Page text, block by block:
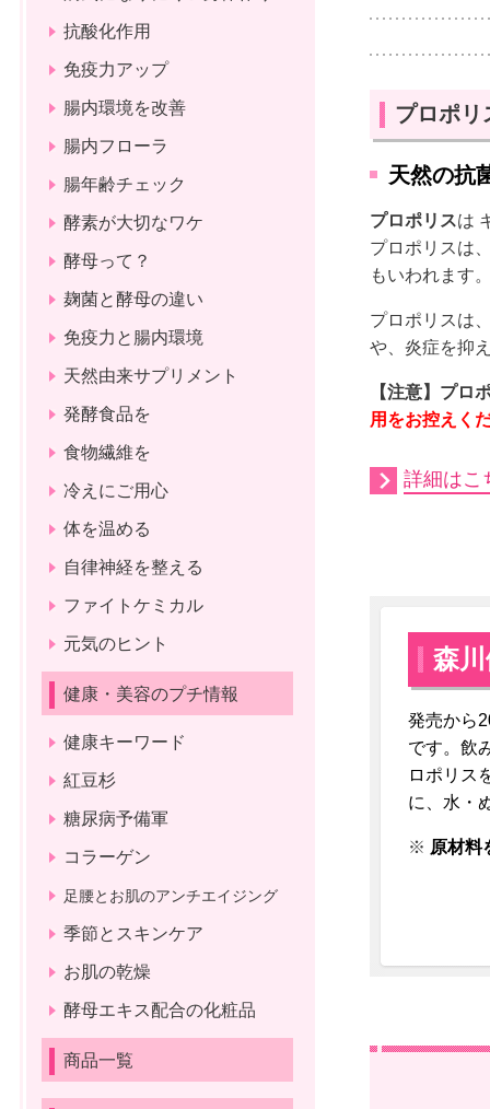
プロポリ
天然の抗
プロポリスは
プロポリスは
もいわれます
プロポリスは
や、炎症を抑
【注意】プロ
用をお控えく
詳細はこ
森
発売から
です。 飲
ロポリス
に、水・
※ 原材料
抗酸化作用
免疫力アップ
腸内環境を改善
腸内フローラ
腸年齢チェック
酵素が大切なワケ
酵母って？
麹菌と酵母の違い
免疫力と腸内環境
天然由来サプリメント
発酵食品を
食物繊維を
冷えにご用心
体を温める
自律神経を整える
ファイトケミカル
元気のヒント
健康・美容のプチ情報
健康キーワード
紅豆杉
糖尿病予備軍
コラーゲン
足腰とお肌のアンチエイジング
季節とスキンケア
お肌の乾燥
酵母エキス配合の化粧品
商品一覧